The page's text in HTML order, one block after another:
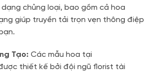
chủng loại, bao gồm cả hoa
giúp truyền tải trọn vẹn thông điệp
Tạo: Các mẫu hoa tại
thiết kế bởi đội ngũ florist tài